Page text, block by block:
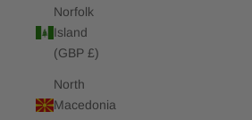
Norfolk
Island
(GBP £)
North
Macedonia